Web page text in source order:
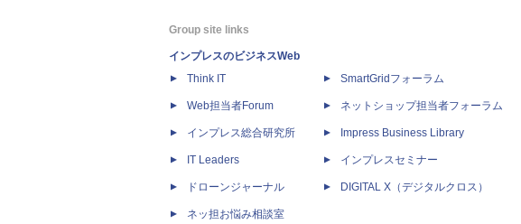
Group site links
インプレスのビジネスWeb
Think IT
Web担当者Forum
インプレス総合研究所
IT Leaders
ドローンジャーナル
ネッ担お悩み相談室
SmartGridフォーラム
ネットショップ担当者フォーラム
Impress Business Library
インプレスセミナー
DIGITAL X（デジタルクロス）